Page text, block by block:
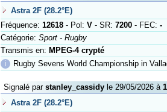
Astra 2F (28.2°E)
Fréquence: 12618- Pol: V- SR: 7200- FEC: -
Catégorie: Sport - Rugby
Transmis en: MPEG-4 crypté
ℹ
Rugby Sevens World Championship in
Signalé par stanley_cassidyle 29/05/2026 à
Astra 2F (28.2°E)